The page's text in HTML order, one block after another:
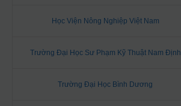
Học Viện Nông Nghiệp Việt Nam
Trường Đại Học Sư Phạm Kỹ Thuật Nam Định
Trường Đại Học Bình Dương